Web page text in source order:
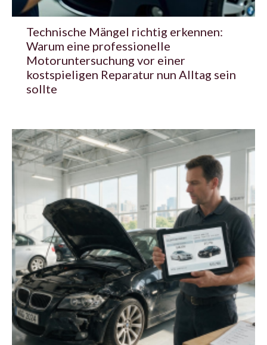
Technische Mängel richtig erkennen:
Warum eine professionelle
Motoruntersuchung vor einer
kostspieligen Reparatur nun Alltag sein
sollte